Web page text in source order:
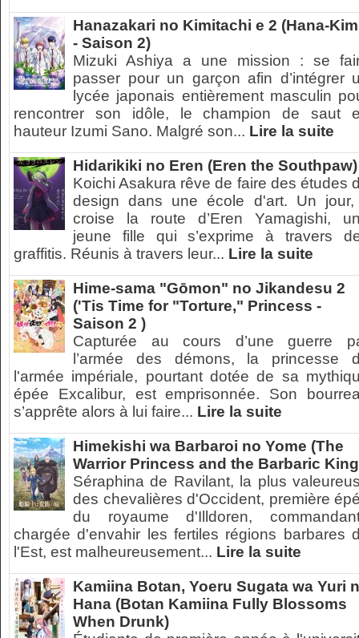
Hanazakari no Kimitachi e 2 (Hana-
- Saison 2)
Mizuki Ashiya a une mission : se
passer pour un garçon afin d’intégrer
lycée japonais entièrement masculin
rencontrer son idôle, le champion de saut
hauteur Izumi Sano. Malgré son... Lire la suite
Hidarikiki no Eren (Eren the Southpaw)
Koichi Asakura rêve de faire des études
design dans une école d'art. Un
croise la route d’Eren Yamagishi,
jeune fille qui s’exprime à travers
graffitis. Réunis à travers leur... Lire la suite
Hime-sama "Gōmon" no Jikandesu 2
('Tis Time for "Torture," Princess -
Saison 2 )
Capturée au cours d’une guerre
l’armée des démons, la princesse
l'armée impériale, pourtant dotée de sa
épée Excalibur, est emprisonnée. Son
s’apprête alors à lui faire... Lire la suite
Himekishi wa Barbaroi no Yome (The
Warrior Princess and the Barbaric
Séraphina de Ravilant, la plus
des chevalières d'Occident, première
du royaume d'Illdoren,
chargée d'envahir les fertiles régions barbares
l'Est, est malheureusement... Lire la suite
Kamiina Botan, Yoeru Sugata wa Yuri
Hana (Botan Kamiina Fully Blossoms
When Drunk)